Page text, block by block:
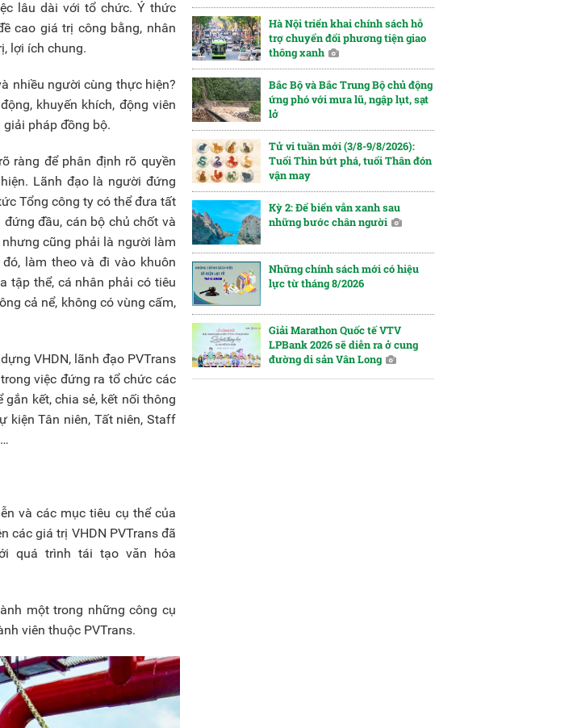
lâu dài với tổ chức. Ý thức
cao giá trị công bằng, nhân
lợi ích chung.
nhiều người cùng thực hiện?
khuyến khích, động viên
giải pháp đồng bộ.
ràng để phân định rõ quyền
Lãnh đạo là người đứng
Tổng công ty có thể đưa tất
đầu, cán bộ chủ chốt và
cũng phải là người làm
làm theo và đi vào khuôn
tập thể, cá nhân phải có tiêu
cả nể, không có vùng cấm,
VHDN, lãnh đạo PVTrans
việc đứng ra tổ chức các
kết, chia sẻ, kết nối thông
kiện Tân niên, Tất niên, Staff
và các mục tiêu cụ thể của
các giá trị VHDN PVTrans đã
quá trình tái tạo văn hóa
một trong những công cụ
viên thuộc PVTrans.
Hà Nội triển khai chính sách hỗ
trợ chuyển đổi phương tiện giao
thông xanh
Bắc Bộ và Bắc Trung Bộ chủ động
ứng phó với mưa lũ, ngập lụt, sạt
lở
Tử vi tuần mới (3/8-9/8/2026):
Tuổi Thìn bứt phá, tuổi Thân đón
vận may
Kỳ 2: Để biển vẫn xanh sau
những bước chân người
Những chính sách mới có hiệu
lực từ tháng 8/2026
Giải Marathon Quốc tế VTV
LPBank 2026 sẽ diễn ra ở cung
đường di sản Vân Long